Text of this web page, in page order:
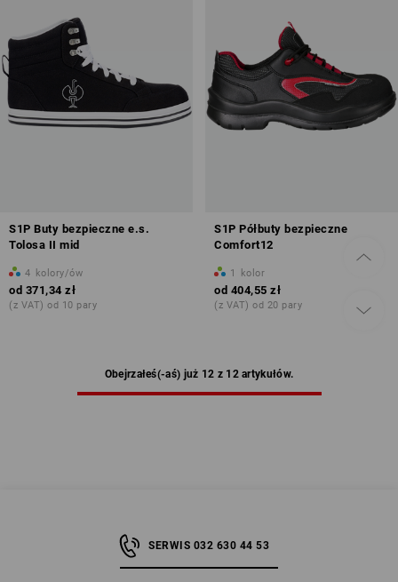
S1P Buty bezpieczne e.s.
Tolosa II mid
4 kolory/ów
od 371,34 zł
(z VAT) od 10 pary
S1P Półbuty bezpieczne
Comfort12
1 kolor
od 404,55 zł
(z VAT) od 20 pary
Obejrzałeś(-aś) już 12 z 12 artykułów.
SERWIS 032 630 44 53